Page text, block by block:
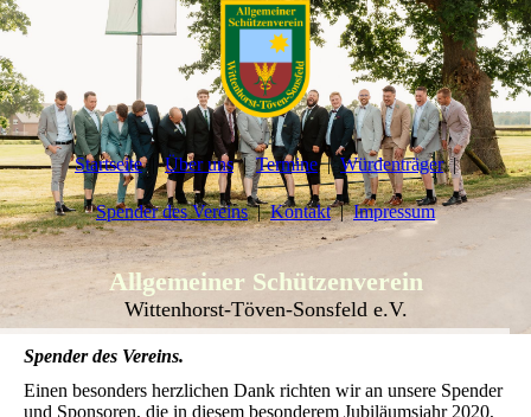
Startseite Über uns Termine Würdenträger
Spender des Vereins Kontakt Impressum
Allgemeiner Schützenverein
Wittenhorst-Töven-Sonsfeld e.V.
Spender des Vereins.
Einen besonders herzlichen Dank richten wir an unsere Spender
und Sponsoren, die in diesem besonderem Jubiläumsjahr 2020,